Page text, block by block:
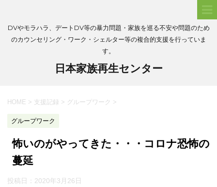
DVやモラハラ、デートDV等の暴力問題・家族を巡る不安や問題のため
のカウンセリング・ワーク・シェルター等の複合的支援を行っていま
す。
日本家族再生センター
HOME > 支援記録 > グループワーク >
グループワーク
怖いのがやってきた・・・コロナ恐怖の
蔓延
投稿日： 2020年3月26日